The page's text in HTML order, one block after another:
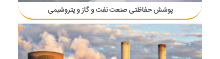
پوشش حفاظتی صنعت نفت و گاز و پتروشیمی